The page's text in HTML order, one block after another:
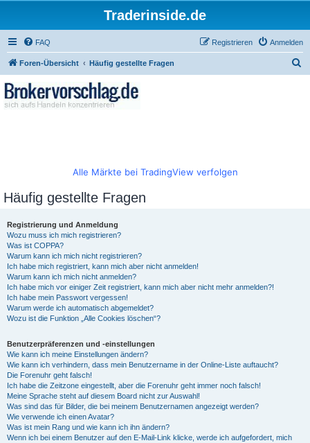
Traderinside.de
FAQ Anmelden
Registrieren
Foren-Übersicht Häufig gestellte Fragen
Alle Märkte bei TradingView verfolgen
Häufig gestellte Fragen
Registrierung und Anmeldung
Wozu muss ich mich registrieren?
Was ist COPPA?
Warum kann ich mich nicht registrieren?
Ich habe mich registriert, kann mich aber nicht anmelden!
Warum kann ich mich nicht anmelden?
Ich habe mich vor einiger Zeit registriert, kann mich aber nicht mehr anmelden?!
Ich habe mein Passwort vergessen!
Warum werde ich automatisch abgemeldet?
Wozu ist die Funktion „Alle Cookies löschen“?
Benutzerpräferenzen und -einstellungen
Wie kann ich meine Einstellungen ändern?
Wie kann ich verhindern, dass mein Benutzername in der Online-Liste auftaucht?
Die Forenuhr geht falsch!
Ich habe die Zeitzone eingestellt, aber die Forenuhr geht immer noch falsch!
Meine Sprache steht auf diesem Board nicht zur Auswahl!
Was sind das für Bilder, die bei meinem Benutzernamen angezeigt werden?
Wie verwende ich einen Avatar?
Was ist mein Rang und wie kann ich ihn ändern?
Wenn ich bei einem Benutzer auf den E-Mail-Link klicke, werde ich aufgefordert, mich